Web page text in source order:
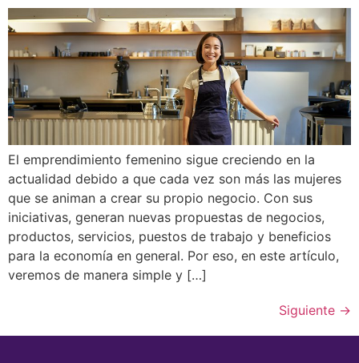
El emprendimiento femenino sigue creciendo en la
actualidad debido a que cada vez son más las mujeres
que se animan a crear su propio negocio. Con sus
iniciativas, generan nuevas propuestas de negocios,
productos, servicios, puestos de trabajo y beneficios
para la economía en general. Por eso, en este artículo,
veremos de manera simple y […]
Siguiente →